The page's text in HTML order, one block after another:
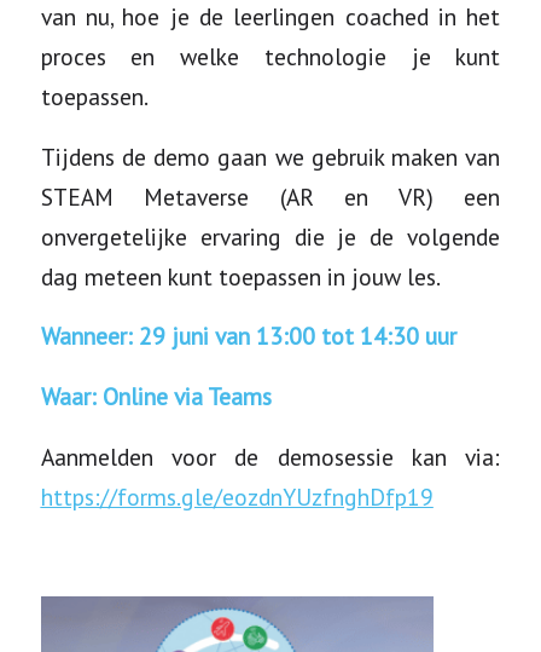
van nu, hoe je de leerlingen coached in het
proces en welke technologie je kunt
toepassen.
Tijdens de demo gaan we gebruik maken van
STEAM Metaverse (AR en VR) een
onvergetelijke ervaring die je de volgende
dag meteen kunt toepassen in jouw les.
Wanneer: 29 juni van 13:00 tot 14:30 uur
Waar: Online via Teams
Aanmelden voor de demosessie kan via:
https://forms.gle/eozdnYUzfnghDfp19